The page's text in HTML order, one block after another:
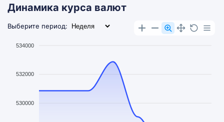
Динамика курса валют
Выберите период:
534000
532000
530000